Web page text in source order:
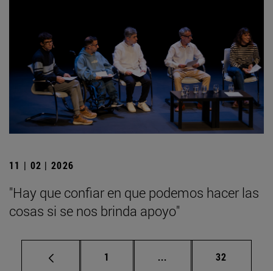
11 | 02 | 2026
"Hay que confiar en que podemos hacer las
cosas si se nos brinda apoyo"
Página
1 ... Páginas intermedias
Página
32